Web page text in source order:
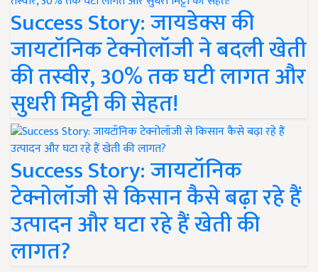
Success Story: जायडेक्स की
जायटॉनिक टेक्नोलॉजी ने बदली खेती
की तस्वीर, 30% तक घटी लागत और
सुधरी मिट्टी की सेहत!
Success Story: जायटॉनिक
टेक्नोलॉजी से किसान कैसे बढ़ा रहे हैं
उत्पादन और घटा रहे हैं खेती की
लागत?